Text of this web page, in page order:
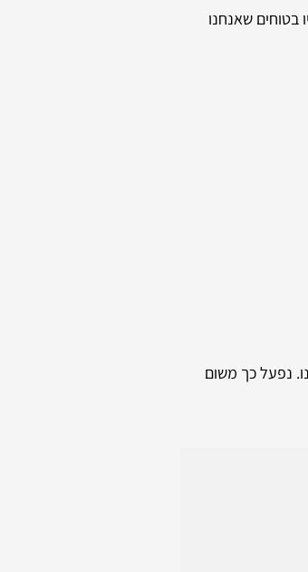
בטוחים שאנחנו
נפעל כך משום